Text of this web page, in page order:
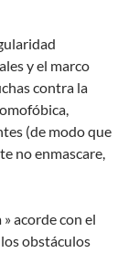
y el marco
contra la
(de modo que
no enmascare,
acorde con el
obstáculos